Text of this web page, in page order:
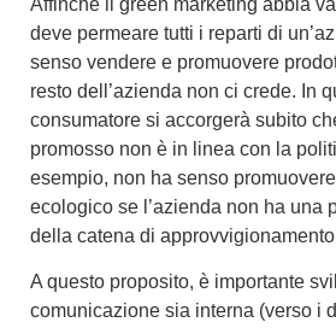
deve permeare tutti i reparti di
senso vendere e promuovere
resto dell’azienda non ci crede. In
consumatore si accorgerà subito
promosso non è in linea con la
esempio, non ha senso
ecologico se l’azienda non ha una
della catena di
A questo proposito, è importante
comunicazione sia interna (verso i